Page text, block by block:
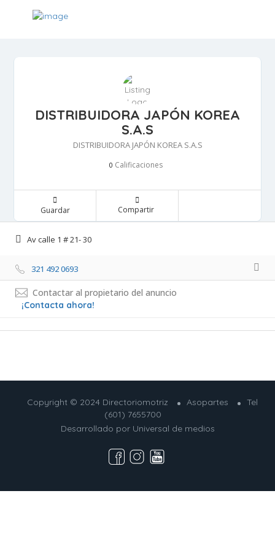
DISTRIBUIDORA JAPÓN KOREA
S.A.S
DISTRIBUIDORA JAPÓN KOREA S.A.S
0 Calificaciones
Guardar Compartir
Av calle 1 # 21- 30
321 492 0693
Contactar al propietario del anuncio
¡Contacta ahora!
Copyright © 2024 Directoriomotriz Asopartes
Tel
(601) 7655700
Desarrollado por Universal de medios